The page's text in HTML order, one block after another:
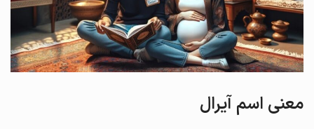
معنی اسم آیرال